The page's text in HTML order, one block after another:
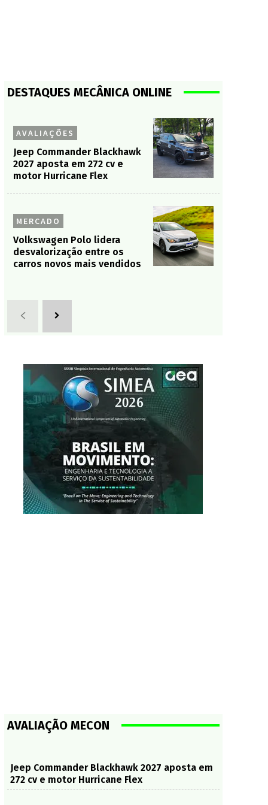
DESTAQUES MECÂNICA ONLINE
AVALIAÇÕES
Jeep Commander Blackhawk
2027 aposta em 272 cv e
motor Hurricane Flex
MERCADO
Volkswagen Polo lidera
desvalorização entre os
carros novos mais vendidos
AVALIAÇÃO MECON
Jeep Commander Blackhawk 2027 aposta em
272 cv e motor Hurricane Flex